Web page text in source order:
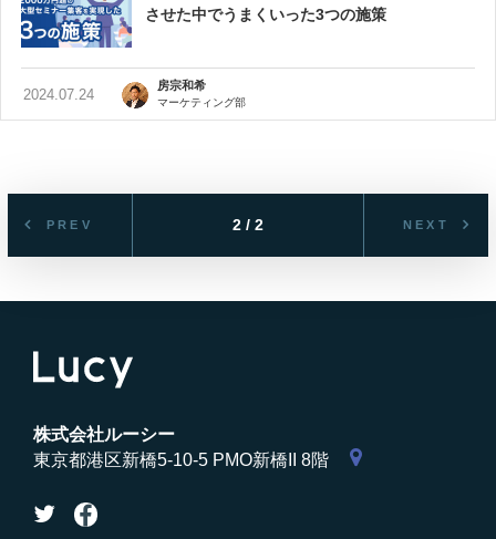
させた中でうまくいった3つの施策
2024.07.24
房宗和希
マーケティング部
PREV 2 / 2 NEXT
株式会社ルーシー
東京都港区新橋5-10-5 PMO新橋II 8階